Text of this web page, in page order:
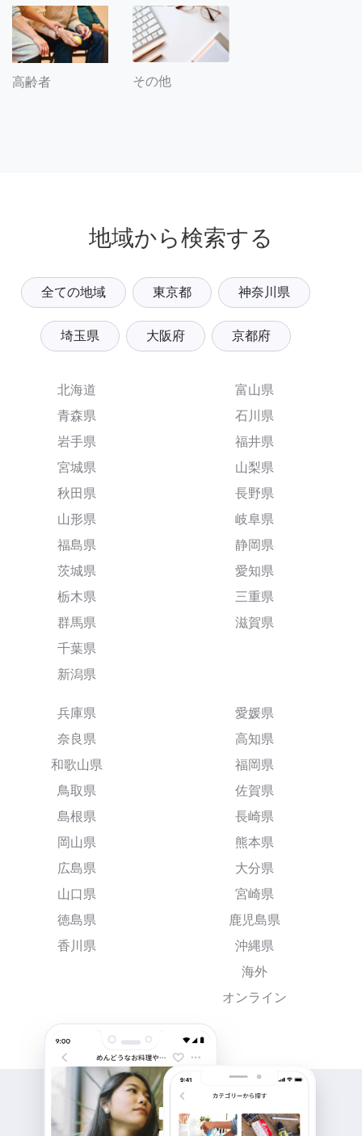
高齢者 その他
地域から検索する
全ての地域 東京都 神奈川県
埼玉県 大阪府 京都府
北海道
青森県
岩手県
宮城県
秋田県
山形県
福島県
茨城県
栃木県
群馬県
千葉県
新潟県
富山県
石川県
福井県
山梨県
長野県
岐阜県
静岡県
愛知県
三重県
滋賀県
兵庫県
奈良県
和歌山県
鳥取県
島根県
岡山県
広島県
山口県
徳島県
香川県
愛媛県
高知県
福岡県
佐賀県
長崎県
熊本県
大分県
宮崎県
鹿児島県
沖縄県
海外
オンライン